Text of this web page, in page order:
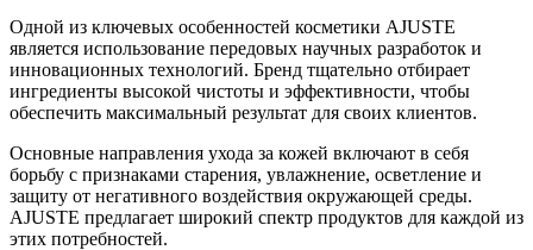
Одной из ключевых особенностей косметики AJUSTE
является использование передовых научных разработок и
инновационных технологий. Бренд тщательно отбирает
ингредиенты высокой чистоты и эффективности, чтобы
обеспечить максимальный результат для своих клиентов.
Основные направления ухода за кожей включают в себя
борьбу с признаками старения, увлажнение, осветление и
защиту от негативного воздействия окружающей среды.
AJUSTE предлагает широкий спектр продуктов для каждой из
этих потребностей.